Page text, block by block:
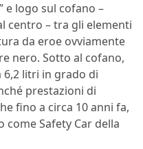
e logo sul cofano –
centro – tra gli elementi
da eroe ovviamente
nero. Sotto al cofano,
6,2 litri in grado di
prestazioni di
fino a circa 10 anni fa,
Safety Car della